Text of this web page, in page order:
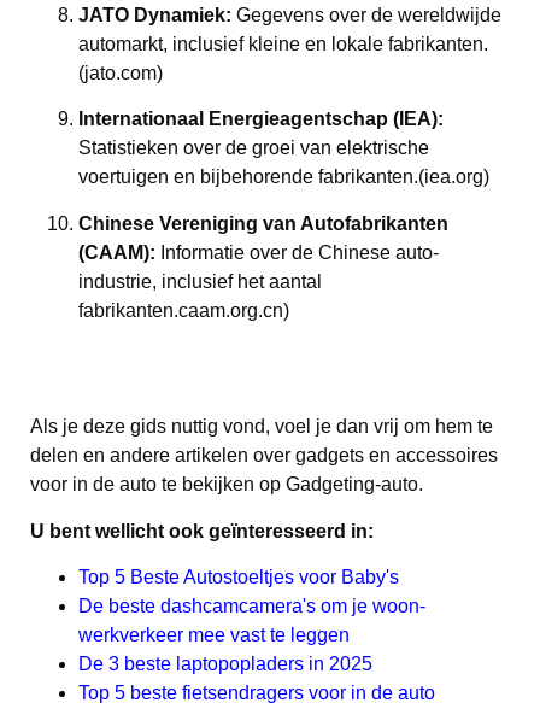
JATO Dynamiek: Gegevens over de wereldwijde
automarkt, inclusief kleine en lokale fabrikanten.
(jato.com)
Internationaal Energieagentschap (IEA):
Statistieken over de groei van elektrische
voertuigen en bijbehorende fabrikanten.(iea.org)
Chinese Vereniging van Autofabrikanten
(CAAM): Informatie over de Chinese auto-
industrie, inclusief het aantal
fabrikanten.caam.org.cn)
Als je deze gids nuttig vond, voel je dan vrij om hem te
delen en andere artikelen over gadgets en accessoires
voor in de auto te bekijken op Gadgeting-auto.
U bent wellicht ook geïnteresseerd in:
Top 5 Beste Autostoeltjes voor Baby's
De beste dashcamcamera's om je woon-
werkverkeer mee vast te leggen
De 3 beste laptopopladers in 2025
Top 5 beste fietsendragers voor in de auto